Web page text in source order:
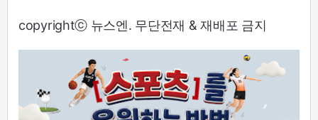
copyrightⓒ 뉴스엔. 무단전재 & 재배포 금지